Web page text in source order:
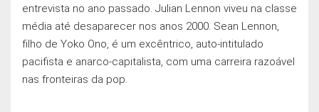
entrevista no ano passado. Julian Lennon viveu na classe
média até desaparecer nos anos 2000. Sean Lennon,
filho de Yoko Ono, é um excêntrico, auto-intitulado
pacifista e anarco-capitalista, com uma carreira razoável
nas fronteiras da pop.